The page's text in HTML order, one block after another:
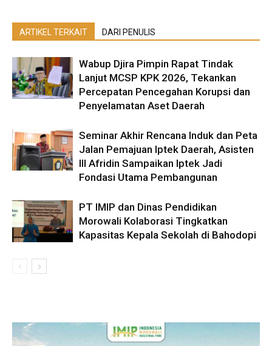
ARTIKEL TERKAIT DARI PENULIS
Wabup Djira Pimpin Rapat Tindak
Lanjut MCSP KPK 2026, Tekankan
Percepatan Pencegahan Korupsi dan
Penyelamatan Aset Daerah
Seminar Akhir Rencana Induk dan Peta
Jalan Pemajuan Iptek Daerah, Asisten
III Afridin Sampaikan Iptek Jadi
Fondasi Utama Pembangunan
PT IMIP dan Dinas Pendidikan
Morowali Kolaborasi Tingkatkan
Kapasitas Kepala Sekolah di Bahodopi